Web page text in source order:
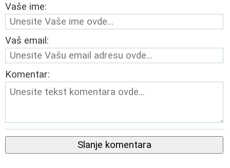
Vaše ime:
Vaš email:
Komentar:
Slanje komentara